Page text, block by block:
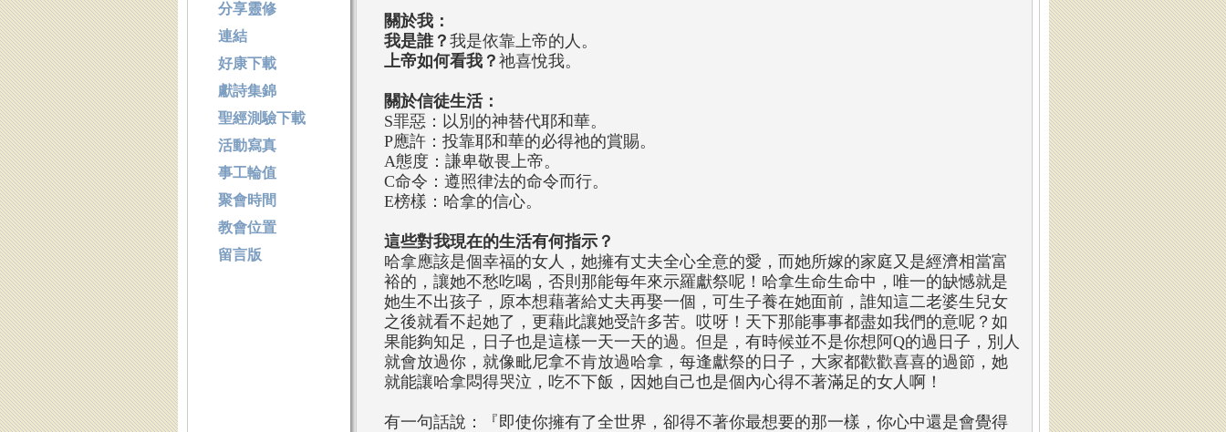
關於我：
我是誰？ 我是依靠上帝的人。
上帝如何看我？ 祂喜悅我。
關於信徒生活：
S罪惡：以別的神替代耶和華。
P應許：投靠耶和華的必得祂的賞賜。
A態度：謙卑敬畏上帝。
C命令：遵照律法的命令而行。
E榜樣：哈拿的信心。
這些對我現在的生活有何指示？
哈拿應該是個幸福的女人，她擁有丈夫全心全意的愛，而她所嫁的家庭又是經濟相當富
裕的，讓她不愁吃喝，否則那能每年來示羅獻祭呢！哈拿生命生命中，唯一的缺憾就是
她生不出孩子，原本想藉著給丈夫再娶一個，可生子養在她面前，誰知這二老婆生兒女
之後就看不起她了，更藉此讓她受許多苦。哎呀！天下那能事事都盡如我們的意呢？如
果能夠知足，日子也是這樣一天一天的過。但是，有時候並不是你想阿Q的過日子，別人
就會放過你，就像毗尼拿不肯放過哈拿，每逢獻祭的日子，大家都歡歡喜喜的過節，她
就能讓哈拿悶得哭泣，吃不下飯，因她自己也是個內心得不著滿足的女人啊！
有一句話說：『即使你擁有了全世界，卻得不著你最想要的那一樣，你心中還是會覺得
分享靈修
連結
好康下載
獻詩集錦
聖經測驗下載
活動寫真
事工輪值
聚會時間
教會位置
留言版